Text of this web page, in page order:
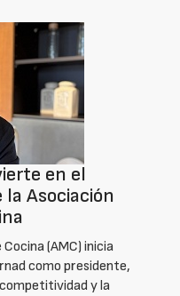
en el
Asociación
(AMC) inicia
como presidente,
y la